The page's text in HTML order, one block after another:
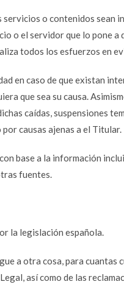
o contenidos sean
o el servidor que lo pone
todos los esfuerzos en
en caso de que existan
que sea su causa.
caídas, suspensiones
causas ajenas a el Titular.
base a la información
fuentes.
la legislación española.
a otra cosa, para
así como de las